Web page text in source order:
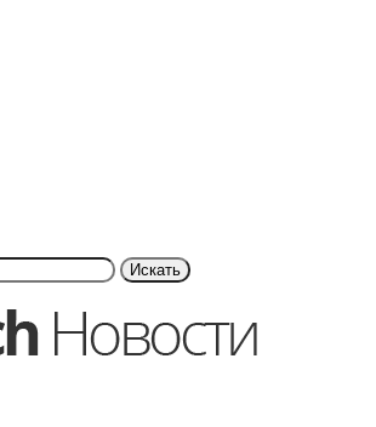
Искать